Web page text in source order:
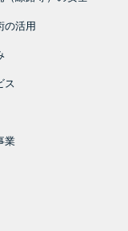
の活用
ス
業